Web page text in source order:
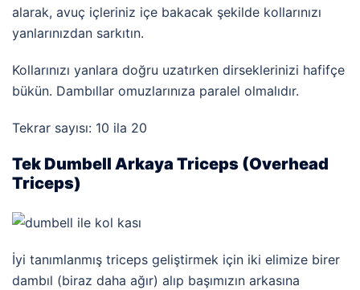
alarak, avuç içleriniz içe bakacak şekilde kollarınızı
yanlarınızdan sarkıtın.
Kollarınızı yanlara doğru uzatırken dirseklerinizi hafifçe
bükün. Dambıllar omuzlarınıza paralel olmalıdır.
Tekrar sayısı: 10 ila 20
Tek Dumbell Arkaya Triceps (Overhead
Triceps)
İyi tanımlanmış triceps geliştirmek için iki elimize birer
dambıl (biraz daha ağır) alıp başımızın arkasına